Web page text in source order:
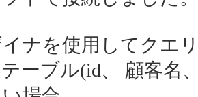
ナを使用してクエ
ーブル(id、 顧客名